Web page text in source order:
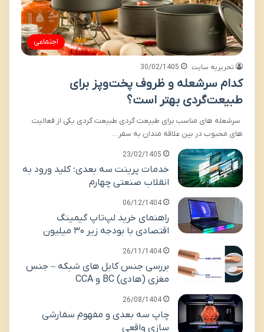
اجتماعی
تحریریه سایت 30/02/1405
کدام سرشعله و ظروف پخت‌وپز برای
طبیعت‌گردی بهتر است؟
سرشعله های مناسب برای طبیعت گردی طبیعت گردی یکی از فعالیت
های محبوب در بین علاقه مندان به سفر…
23/02/1405
خدمات پرینت سه بعدی؛ کلید ورود به
انقلاب صنعتی چهارم
06/12/1404
راهنمای خرید لپ‌تاپ گیمینگ
اقتصادی با بودجه زیر ۳۰ میلیون
26/11/1404
بررسی جنس کابل های شبکه – جنس
مغزی (هادی) BC و CCA
26/08/1404
چاپ سه بعدی و مفهوم سفارشی
سازی واقعی